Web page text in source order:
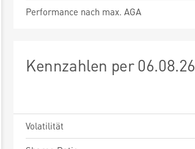
Performance nach max. AGA
Kennzahlen per 06.08.26
Volatilität